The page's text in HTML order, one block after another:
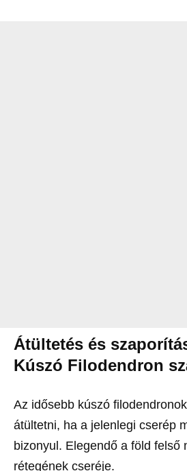
Átültetés és
Kúszó Filodendron
Az idősebb kúszó
átültetni, ha a jelenlegi cserép
bizonyul. Elegendő a föld felső
rétegének cseréje.